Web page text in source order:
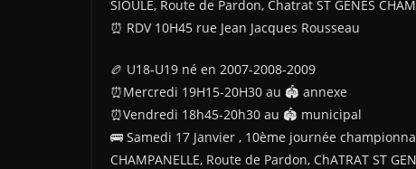
SIOULE, Route de Pardon, Chatrat ST GENES
⏰️ RDV 10H45 rue Jean Jacques Rousseau
🏉 U18-U19 né en 2007-2008-2009
⏰️Mercredi 19H15-20H30 au 🏟 annexe
⏰️Vendredi 18h45-20h30 au 🏟 municipal
🚌 Samedi 17 Janvier , 10ème journée
CHAMPANELLE, Route de Pardon, ChATRAT ST